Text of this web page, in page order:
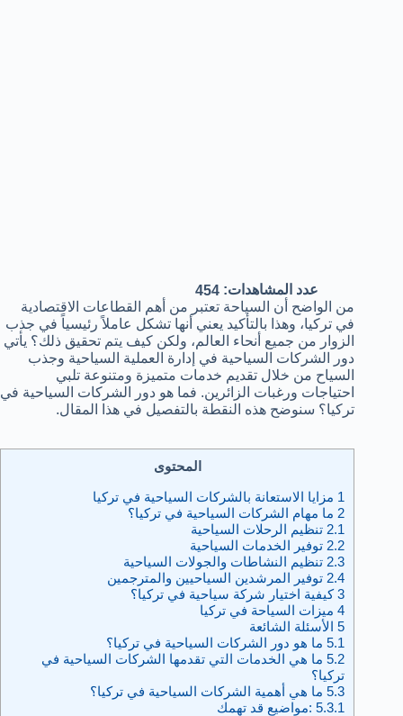
عدد المشاهدات: 454
من الواضح أن السياحة تعتبر من أهم القطاعات الاقتصادية
في تركيا، وهذا بالتأكيد يعني أنها تشكل عاملاً رئيسياً في جذب
الزوار من جميع أنحاء العالم، ولكن كيف يتم تحقيق ذلك؟ يأتي
دور الشركات السياحية في إدارة العملية السياحية وجذب
السياح من خلال تقديم خدمات متميزة ومتنوعة تلبي
احتياجات ورغبات الزائرين. فما هو دور الشركات السياحية في
تركيا؟ سنوضح هذه النقطة بالتفصيل في هذا المقال.
المحتوى
1 مزايا الاستعانة بالشركات السياحية في تركيا
2 ما مهام الشركات السياحية في تركيا؟
2.1 تنظيم الرحلات السياحية
2.2 توفير الخدمات السياحية
2.3 تنظيم النشاطات والجولات السياحية
2.4 توفير المرشدين السياحيين والمترجمين
3كيفية اختيار شركة سياحية في تركيا؟
4ميزات السياحة في تركيا
5الأسئلة الشائعة
5.1ما هو دور الشركات السياحية في تركيا؟
5.2ما هي الخدمات التي تقدمها الشركات السياحية في
تركيا؟
5.3ما هي أهمية الشركات السياحية في تركيا؟
5.3.1:مواضيع قد تهمك